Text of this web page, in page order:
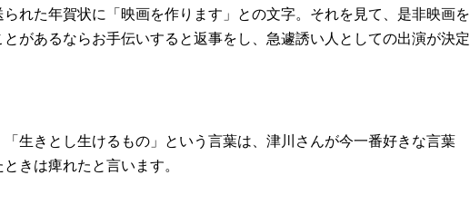
れた年賀状に「映画を作ります」との文字。それを見て、是非映画を
とがあるならお手伝いすると返事をし、急遽誘い人としての出演が決定
「生きとし生けるもの」という言葉は、津川さんが今一番好きな言葉
きは痺れたと言います。